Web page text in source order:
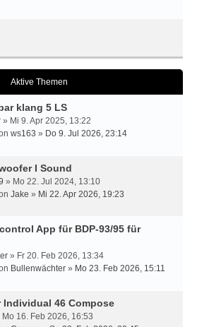
Aktive Themen
klang 5 LS
» Mi 9. Apr 2025, 13:22
ws163 » Do 9. Jul 2026, 23:14
I Sound
» Mo 22. Jul 2024, 13:10
Jake » Mi 22. Apr 2026, 19:23
App für BDP-93/95 für
» Fr 20. Feb 2026, 13:34
Bullenwächter » Mo 23. Feb 2026, 15:11
Individual 46 Compose
Mo 16. Feb 2026, 16:53